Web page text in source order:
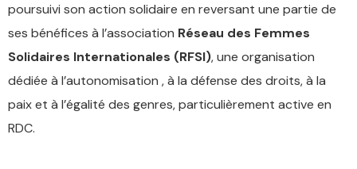
poursuivi son action solidaire en reversant une partie de
ses bénéfices à l’association Réseau des Femmes
Solidaires Internationales (RFSI), une organisation
dédiée à l’autonomisation , à la défense des droits, à la
paix et à l’égalité des genres, particulièrement active en
RDC.